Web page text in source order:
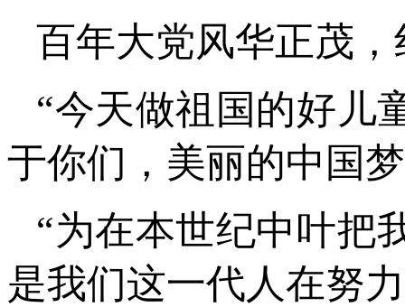
百年大党风华正茂
“今天做祖国的好儿
于你们，美丽的中国
“为在本世纪中叶把
是我们这一代人在努